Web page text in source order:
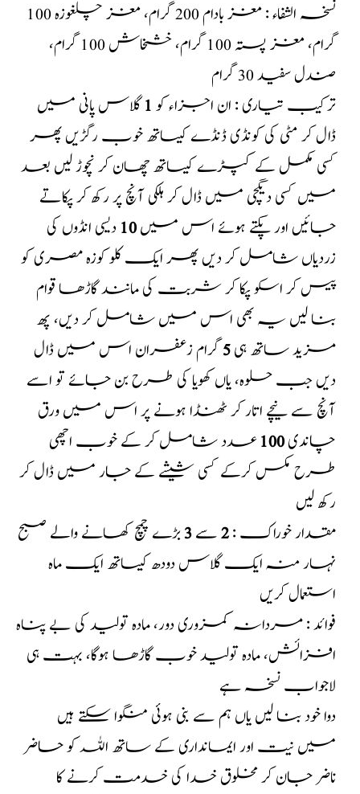
نسخہ الشفاء : مغز بادام 200 گرام، مغز چلغوزہ 100
گرام، مغز پستہ 100 گرام، خشخاش 100 گرام،
صندل سفید 30 گرام
ترکیب تیاری : ان اجزاء کو1گلاس پانی میں
ڈال کر مٹی کی کونڈی ڈنڈے کیساتھ خوب رگڑیں پھر
کسی مکمل کے کپڑے کیساتھ چھان کر نچوڑ لیں بعد
میں کسی دیگچی میں ڈال کر ہلکی آنچ پر رکھ کر پکاتے
جائیں اور پکتے ہوئے اس میں10 دیسی انڈوں کی
زردیاں شامل کر دیں پھر ایک کلو کوزہ مصری کو
پیس کر اسکو پکا کر شربت کی مانند گاڑھا قوام
بنا لیں یہ بھی اس میں شامل کر دیں، پھ
مزید ساتھ ہی5گرام زعفران اس میں ڈال
دیں جب حلوہ، یاں کھویا کی طرح بن جائے تو اسے
آنچ سے نیچے اتار کر ٹھنڈا ہونے پر اس میں ورق
چاندی100عدد شامکر کے خوب اچھی
طرح مکس کرکے کسی شیشے کے جار میں ڈال کر
رکھ لیں
مقدار خوراک :2سے3بڑے چمچ کھانے والے صبح
نہار منہ ایک گلاس دودھ کیساتھ ایک ماہ
استعمال کریں
فوائد : مردانہ کمزوری دور، مادہ تولید کی بے پناہ
افزائش، مادہ تولید خوب گاڑھا ہوگا، بہت ہی
لاجواب نسخہ ہے
دوا خود بنا لیں یاں ہم سے بنی ہوئی منگوا سکتے ہیں
میں نیت اور ایمانداری کے ساتھ اللہ کو حاضر
ناضر جان کر مخلوق خدا کی خدمت کرنے کا